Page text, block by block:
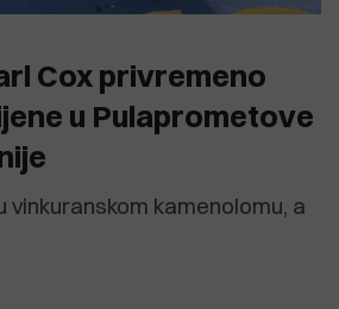
Cox privremeno
u Pulaprometove
vinkuranskom kamenolomu, a